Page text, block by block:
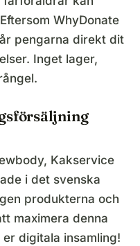
WhyDonate
pengarna direkt dit
Inget lager,
Kakservice
i det svenska
produkterna och
maximera denna
digitala insamling!